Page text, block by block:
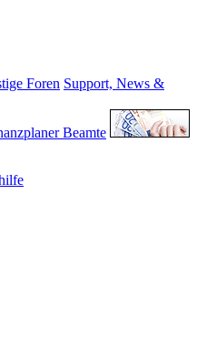
Foren Support, News &
Beamte